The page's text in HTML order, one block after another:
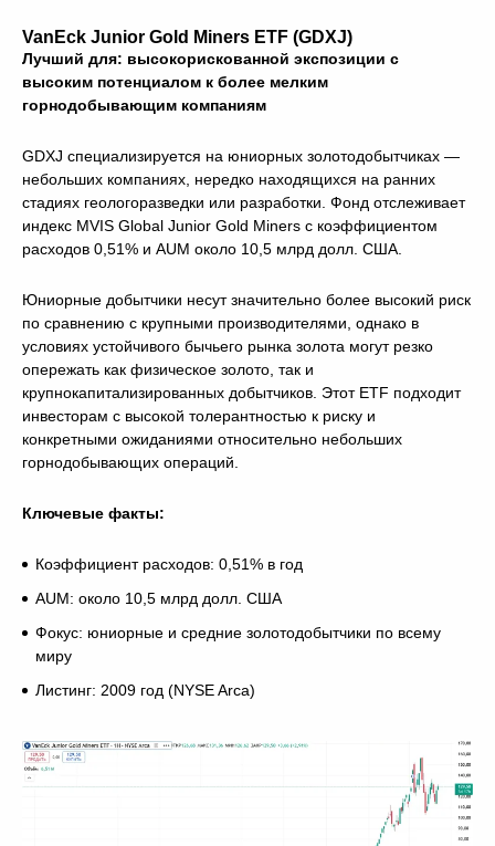
VanEck Junior Gold Miners ETF (GDXJ)
Лучший для: высокорискованной экспозиции с
высоким потенциалом к более мелким
горнодобывающим компаниям
GDXJ специализируется на юниорных золотодобытчиках —
небольших компаниях, нередко находящихся на ранних
стадиях геологоразведки или разработки. Фонд отслеживает
индекс MVIS Global Junior Gold Miners с коэффициентом
расходов 0,51% и AUM около 10,5 млрд долл. США.
Юниорные добытчики несут значительно более высокий риск
по сравнению с крупными производителями, однако в
условиях устойчивого бычьего рынка золота могут резко
опережать как физическое золото, так и
крупнокапитализированных добытчиков. Этот ETF подходит
инвесторам с высокой толерантностью к риску и
конкретными ожиданиями относительно небольших
горнодобывающих операций.
Ключевые факты:
Коэффициент расходов: 0,51% в год
AUM: около 10,5 млрд долл. США
Фокус: юниорные и средние золотодобытчики по всему
миру
Листинг: 2009 год (NYSE Arca)